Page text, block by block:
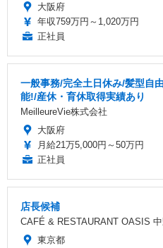
大阪府
年収759万円～1,020万円
正社員
一般事務/完全土日休み/髪型自
能!/産休・育休取得実績あり
MeilleureVie株式会社
大阪府
月給21万5,000円～50万円
正社員
店長候補
CAFÉ & RESTAURANT OASIS
東京都